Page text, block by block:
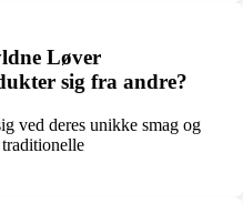
Løver
sig fra andre?
ved deres unikke smag og